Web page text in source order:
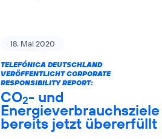
18. Mai 2020
TELEFÓNICA DEUTSCHLAND
VERÖFFENTLICHT CORPORATE
RESPONSIBILITY REPORT:
CO2- und
Energieverbrauchsziele
bereits jetzt übererfüllt